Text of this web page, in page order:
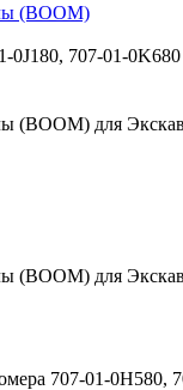
(BOOM)
0J180, 707-01-0K680
(BOOM) для
(BOOM) для
707-01-0H580,